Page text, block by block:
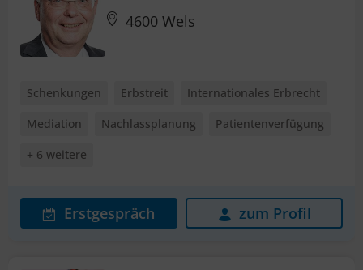
4600 Wels
Schenkungen Erbstreit
Internationales Erbrecht
Mediation
Nachlassplanung
Patientenverfügung
+ 6 weitere
Erstgespräch zum Profil